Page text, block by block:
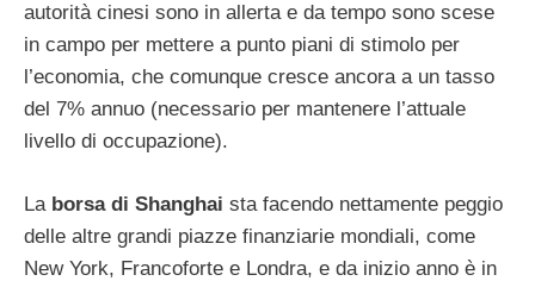
autorità cinesi sono in allerta e da tempo sono scese
in campo per mettere a punto piani di stimolo per
l’economia, che comunque cresce ancora a un tasso
del 7% annuo (necessario per mantenere l’attuale
livello di occupazione).
La borsa di Shanghai sta facendo nettamente peggio
delle altre grandi piazze finanziarie mondiali, come
New York, Francoforte e Londra, e da inizio anno è in